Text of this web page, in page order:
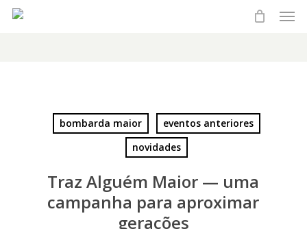
Skip
bombarda maior
eventos anteriores
novidades
Traz Alguém Maior — uma
campanha para aproximar
gerações